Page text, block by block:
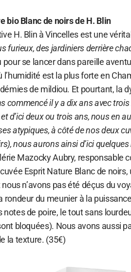
bio Blanc de noirs de H. Blin
H. Blin à Vincelles est une
furieux, des jardiniers derrière
se lancer dans pareille
l’humidité est la plus forte en
de mildiou. Et pourtant, la
commencé il y a dix ans avec
d’ici deux ou trois ans, nous en
atypiques, à côté de nos deux
nous aurons ainsi d’ici
Mazocky Aubry, responsable
Esprit Nature Blanc de noirs,
n’avons pas été déçus du
rondeur du meunier à la
notes de poire, le tout sans
bloquées). Nous avons aussi
la texture. (35€)